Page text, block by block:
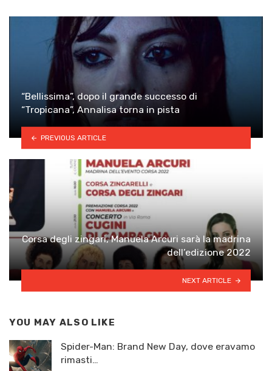
“Bellissima”, dopo il grande successo di
“Tropicana”, Annalisa torna in pista
PREVIOUS ARTICLE
Corsa degli zingari, Manuela Arcuri sarà la madrina
dell’edizione 2022
NEXT ARTICLE
YOU MAY ALSO LIKE
Spider-Man: Brand New Day, dove eravamo
rimasti…